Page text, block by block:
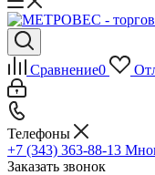
Сравнение0
Телефоны
+7 (343) 363-88-13
Заказать звонок